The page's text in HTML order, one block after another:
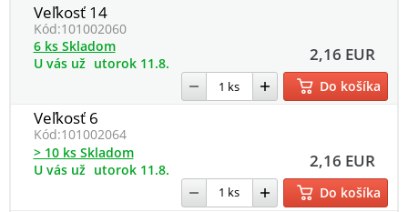
Veľkosť 14
Kód:101002060
2,16 EUR
6 ks Skladom
U vás už utorok 11.8.
Do košíka
Veľkosť 6
Kód:101002064
2,16 EUR
> 10 ks Skladom
U vás už utorok 11.8.
Do košíka